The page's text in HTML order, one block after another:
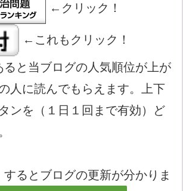
←クリック！
←これもクリック！
ると当ブログの人気順位が上が
人に読んでもらえます。上下
ンを（１日１回まで有効）ど
するとブログの更新が分かりま